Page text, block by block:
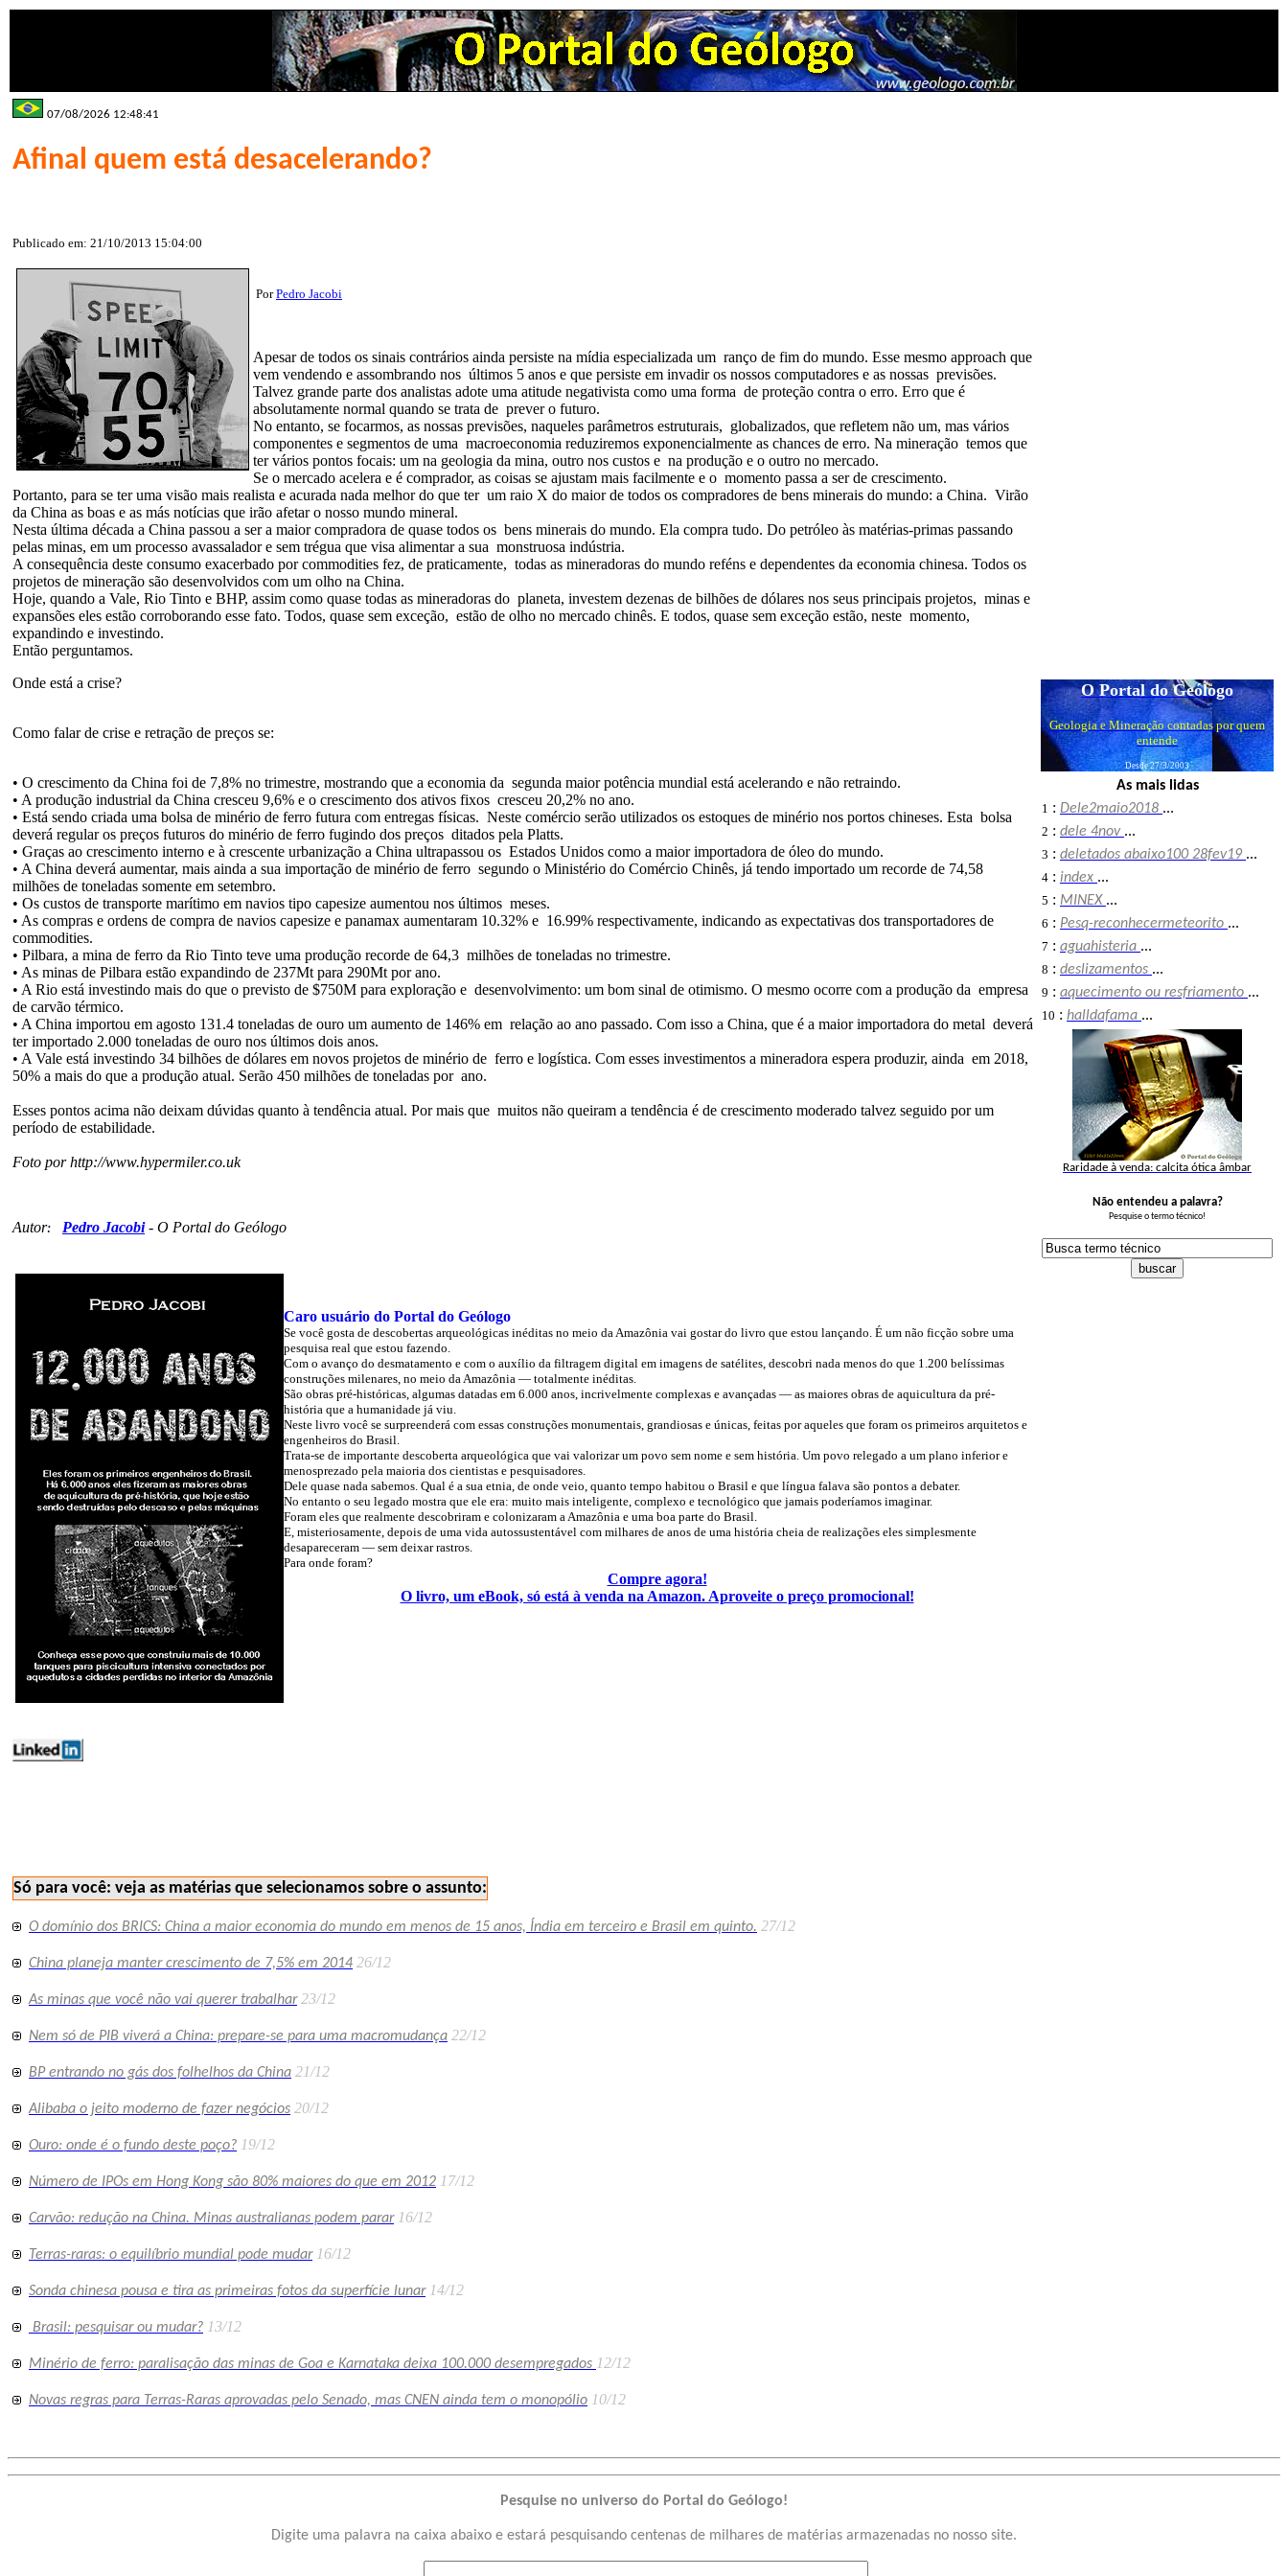
07/08/2026 12:48:41
Afinal quem está desacelerando?
Publicado em: 21/10/2013 15:04:00
PorPedro Jacobi
Apesar de todos os sinais contrários ainda persiste na mídia especializada um ranço de fim do mundo. Esse mesmo approach que
vem vendendo e assombrando nos últimos 5 anos e que persiste em invadir os nossos computadores e as nossas previsões.
Talvez grande parte dos analistas adote uma atitude negativista como uma forma de proteção contra o erro. Erro que é
absolutamente normal quando se trata de prever o futuro.
No entanto, se focarmos, as nossas previsões, naqueles parâmetros estruturais, globalizados, que refletem não um, mas vários
componentes e segmentos de uma macroeconomia reduziremos exponencialmente as chances de erro. Na mineração temos que
ter vários pontos focais: um na geologia da mina, outro nos custos e na produção e o outro no mercado.
Se o mercado acelera e é comprador, as coisas se ajustam mais facilmente e o momento passa a ser de crescimento.
Portanto, para se ter uma visão mais realista e acurada nada melhor do que ter um raio X do maior de todos os compradores de bens minerais do mundo: a China. Virão
da China as boas e as más notícias que irão afetar o nosso mundo mineral.
Nesta última década a China passou a ser a maior compradora de quase todos os bens minerais do mundo. Ela compra tudo. Do petróleo às matérias-primas passando
pelas minas, em um processo avassalador e sem trégua que visa alimentar a sua monstruosa indústria.
A consequência deste consumo exacerbado por commodities fez, de praticamente, todas as mineradoras do mundo reféns e dependentes da economia chinesa. Todos os
projetos de mineração são desenvolvidos com um olho na China.
Hoje, quando a Vale, Rio Tinto e BHP, assim como quase todas as mineradoras do planeta, investem dezenas de bilhões de dólares nos seus principais projetos, minas e
expansões eles estão corroborando esse fato. Todos, quase sem exceção, estão de olho no mercado chinês. E todos, quase sem exceção estão, neste momento,
expandindo e investindo.
Então perguntamos.
Onde está a crise?
Como falar de crise e retração de preços se:
• O crescimento da China foi de 7,8% no trimestre, mostrando que a economia da segunda maior potência mundial está acelerando e não retraindo.
• A produção industrial da China cresceu 9,6% e o crescimento dos ativos fixos cresceu 20,2% no ano.
• Está sendo criada uma bolsa de minério de ferro futura com entregas físicas. Neste comércio serão utilizados os estoques de minério nos portos chineses. Esta bolsa
deverá regular os preços futuros do minério de ferro fugindo dos preços ditados pela Platts.
• Graças ao crescimento interno e à crescente urbanização a China ultrapassou os Estados Unidos como a maior importadora de óleo do mundo.
• A China deverá aumentar, mais ainda a sua importação de minério de ferro segundo o Ministério do Comércio Chinês, já tendo importado um recorde de 74,58
milhões de toneladas somente em setembro.
• Os custos de transporte marítimo em navios tipo capesize aumentou nos últimos meses.
• As compras e ordens de compra de navios capesize e panamax aumentaram 10.32% e 16.99% respectivamente, indicando as expectativas dos transportadores de
commodities.
• Pilbara, a mina de ferro da Rio Tinto teve uma produção recorde de 64,3 milhões de toneladas no trimestre.
• As minas de Pilbara estão expandindo de 237Mt para 290Mt por ano.
• A Rio está investindo mais do que o previsto de $750M para exploração e desenvolvimento: um bom sinal de otimismo. O mesmo ocorre com a produção da empresa
de carvão térmico.
• A China importou em agosto 131.4 toneladas de ouro um aumento de 146% em relação ao ano passado. Com isso a China, que é a maior importadora do metal deverá
ter importado 2.000 toneladas de ouro nos últimos dois anos.
• A Vale está investindo 34 bilhões de dólares em novos projetos de minério de ferro e logística. Com esses investimentos a mineradora espera produzir, ainda em 2018,
50% a mais do que a produção atual. Serão 450 milhões de toneladas por ano.
Esses pontos acima não deixam dúvidas quanto à tendência atual. Por mais que muitos não queiram a tendência é de crescimento moderado talvez seguido por um
período de estabilidade.
Foto por http://www.hypermiler.co.uk
Autor: Pedro Jacobi- O Portal do Geólogo
Caro usuário do Portal do Geólogo
Se você gosta de descobertas arqueológicas inéditas no meio da Amazônia vai gostar do livro que estou lançando. É um não ficção sobre uma
pesquisa real que estou fazendo.
Com o avanço do desmatamento e com o auxílio da filtragem digital em imagens de satélites, descobri nada menos do que 1.200 belíssimas
construções milenares, no meio da Amazônia — totalmente inéditas.
São obras pré-históricas, algumas datadas em 6.000 anos, incrivelmente complexas e avançadas — as maiores obras de aquicultura da pré-
história que a humanidade já viu.
Neste livro você se surpreenderá com essas construções monumentais, grandiosas e únicas, feitas por aqueles que foram os primeiros arquitetos e
engenheiros do Brasil.
Trata-se de importante descoberta arqueológica que vai valorizar um povo sem nome e sem história. Um povo relegado a um plano inferior e
menosprezado pela maioria dos cientistas e pesquisadores.
Dele quase nada sabemos. Qual é a sua etnia, de onde veio, quanto tempo habitou o Brasil e que língua falava são pontos a debater.
No entanto o seu legado mostra que ele era: muito mais inteligente, complexo e tecnológico que jamais poderíamos imaginar.
Foram eles que realmente descobriram e colonizaram a Amazônia e uma boa parte do Brasil.
E, misteriosamente, depois de uma vida autossustentável com milhares de anos de uma história cheia de realizações eles simplesmente
desapareceram — sem deixar rastros.
Para onde foram?
Compre agora!
O livro, um eBook, só está à venda na Amazon. Aproveite o preço promocional!
Só para você: veja as matérias que selecionamos sobre o assunto:
O domínio dos BRICS: China a maior economia do mundo em menos de 15 anos, Índia em terceiro e Brasil em quinto. 27/12
China planeja manter crescimento de 7,5% em 2014 26/12
As minas que você não vai querer trabalhar 23/12
Nem só de PIB viverá a China: prepare-se para uma macromudança 22/12
BP entrando no gás dos folhelhos da China 21/12
Alibaba o jeito moderno de fazer negócios 20/12
Ouro: onde é o fundo deste poço? 19/12
Número de IPOs em Hong Kong são 80% maiores do que em 2012 17/12
Carvão: redução na China. Minas australianas podem parar 16/12
Terras-raras: o equilíbrio mundial pode mudar 16/12
Sonda chinesa pousa e tira as primeiras fotos da superfície lunar 14/12
Brasil: pesquisar ou mudar? 13/12
Minério de ferro: paralisação das minas de Goa e Karnataka deixa 100.000 desempregados 12/12
Novas regras para Terras-Raras aprovadas pelo Senado, mas CNEN ainda tem o monopólio 10/12
O Portal do Geólogo
Geologia e Mineração contadas por quem
entende
Desde 27/3/2003
As mais lidas
1 : Dele2maio2018 ...
2 : dele 4nov ...
3 : deletados abaixo100 28fev19 ...
4 : index ...
5 : MINEX ...
6 : Pesq-reconhecermeteorito ...
7 : aguahisteria ...
8 : deslizamentos ...
9 : aquecimento ou resfriamento ...
10 : halldafama ...
Raridade à venda: calcita ótica âmbar
Não entendeu a palavra?
Pesquise o termo técnico!
Pesquise no universo do Portal do Geólogo!
Digite uma palavra na caixa abaixo e estará pesquisando centenas de milhares de matérias armazenadas no nosso site.